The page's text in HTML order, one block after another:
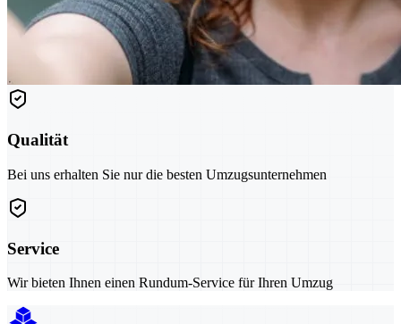
Qualität
Bei uns erhalten Sie nur die besten Umzugsunternehmen
Service
Wir bieten Ihnen einen Rundum-Service für Ihren Umzug